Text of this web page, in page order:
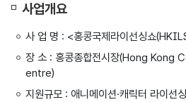
사업개요
사 업 명 : <홍콩국제라이선싱쇼
장 소 : 홍콩종합전시장(Hong
entre)
지원규모 : 애니메이션·캐릭터 라이선